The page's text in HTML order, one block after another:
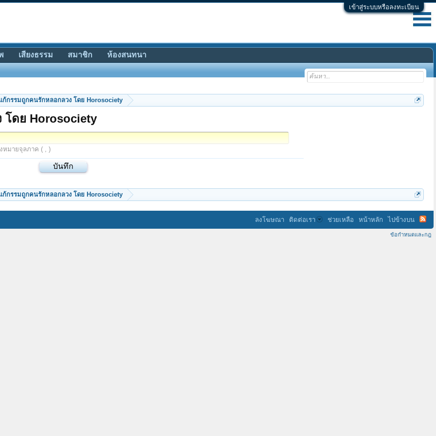
เข้าสู่ระบบหรือลงทะเบียน
ก้กรรมถูกคนรักหลอกลวง โดย Horosociety
โดย Horosociety
หมายจุลภาค ( , )
ก้กรรมถูกคนรักหลอกลวง โดย Horosociety
เสียงธรรม สมาชิก ห้องสนทนา
ลงโฆษณา ติดต่อเรา ช่วยเหลือ หน้าหลัก ไปข้างบน
ข้อกำหนดและกฎ